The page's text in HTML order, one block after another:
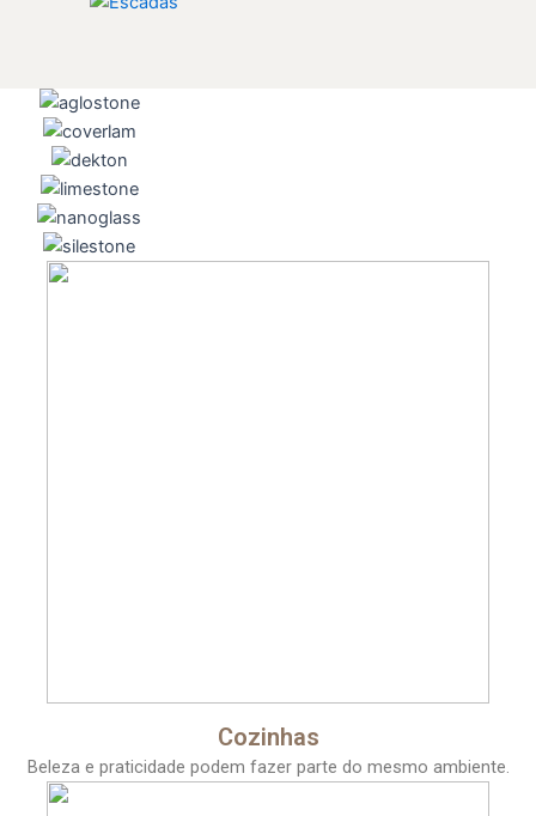
Cozinhas
Beleza e praticidade podem fazer parte do mesmo ambiente.